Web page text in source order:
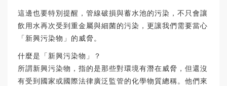
這邊也要特別提醒，管線破損與蓄水池的污染，不只會讓
飲用水再次受到重金屬與細菌的污染，更讓我們需要當心
「新興污染物」的威脅。
什麼是「新興污染物」？
所謂新興污染物，指的是那些對環境有潛在威脅，但還沒
有受到國家或國際法律廣泛監管的化學物質總稱。他們來